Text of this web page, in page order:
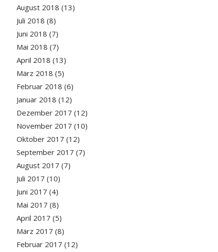
August 2018 (13)
Juli 2018 (8)
Juni 2018 (7)
Mai 2018 (7)
April 2018 (13)
März 2018 (5)
Februar 2018 (6)
Januar 2018 (12)
Dezember 2017 (12)
November 2017 (10)
Oktober 2017 (12)
September 2017 (7)
August 2017 (7)
Juli 2017 (10)
Juni 2017 (4)
Mai 2017 (8)
April 2017 (5)
März 2017 (8)
Februar 2017 (12)